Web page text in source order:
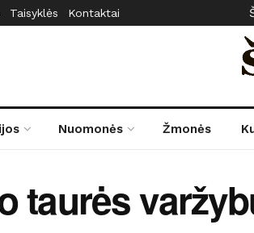
Taisyklės Kontaktai
Nuomonės Žmonės
taurės